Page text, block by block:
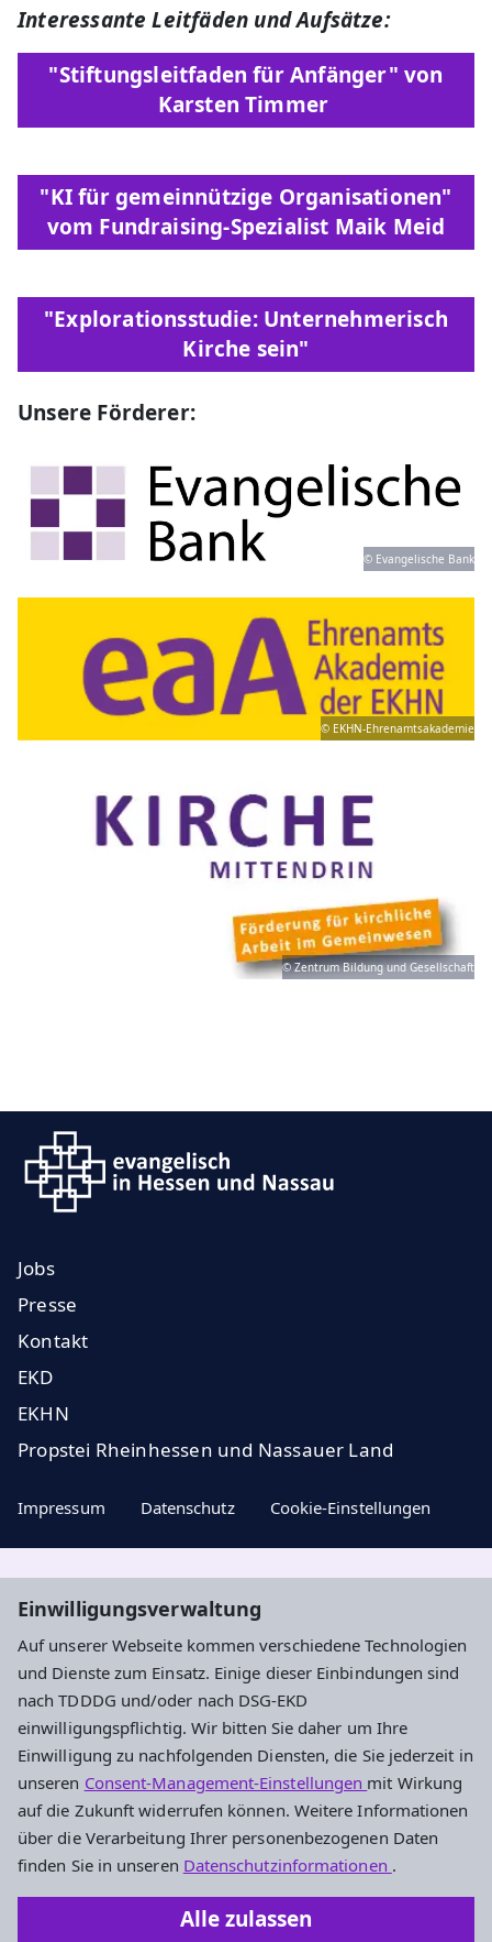
Einwilligungsverwaltung
Auf unserer Webseite kommen verschiedene Technologien
und Dienste zum Einsatz. Einige dieser Einbindungen sind
nach TDDDG und/oder nach DSG-EKD
einwilligungspflichtig. Wir bitten Sie daher um Ihre
Einwilligung zu nachfolgenden Diensten, die Sie jederzeit in
unseren Consent-Management-Einstellungen mit Wirkung
auf die Zukunft widerrufen können. Weitere Informationen
über die Verarbeitung Ihrer personenbezogenen Daten
finden Sie in unseren Datenschutzinformationen .
Alle zulassen
Interessante Leitfäden und Aufsätze:
"Stiftungsleitfaden für Anfänger" von
Karsten Timmer
"KI für gemeinnützige Organisationen"
vom Fundraising-Spezialist Maik Meid
"Explorationsstudie: Unternehmerisch
Kirche sein"
Unsere Förderer:
© Evangelische Bank
© EKHN-Ehrenamtsakademie
© Zentrum Bildung und Gesellschaft
Jobs
Presse
Kontakt
EKD
EKHN
Propstei Rheinhessen und Nassauer Land
Impressum Datenschutz Cookie-Einstellungen
Aktuelle Nachrichten, geistige Impulse und
Veranstaltungstipps ...
Newsletter entdecken
Evangelisches Dekanat Ingelheim-
Oppenheim
Am Hahnenbusch 14b
55268 Nieder-Olm